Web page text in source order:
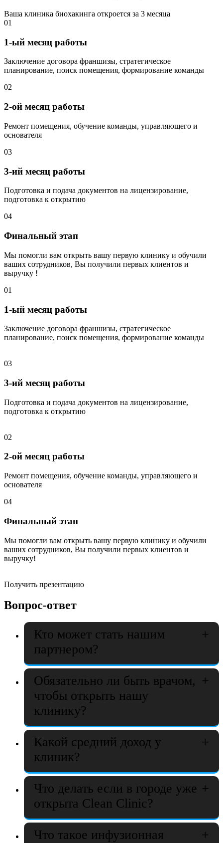
Ваша клиника биохакинга откроется за 3 месяца
01
1-ый месяц работы
Заключение договора франшизы, стратегическое
планирование, поиск помещения, формирование команды
02
2-ой месяц работы
Ремонт помещения, обучение команды, управляющего и
основателя
03
3-ий месяц работы
Подготовка и подача документов на лицензирование,
подготовка к открытию
04
Финальный этап
Мы помогли вам открыть вашу первую клинику и обучили
ваших сотрудников, Вы получили первых клиентов и
выручку !
01
1-ый месяц работы
Заключение договора франшизы, стратегическое
планирование, поиск помещения, формирование команды
03
3-ий месяц работы
Подготовка и подача документов на лицензирование,
подготовка к открытию
02
2-ой месяц работы
Ремонт помещения, обучение команды, управляющего и
основателя
04
Финальный этап
Мы помогли вам открыть вашу первую клинику и обучили
ваших сотрудников, Вы получили первых клиентов и
выручку!
Получить презентацию
Вопрос-ответ
Кто может стать нашим
партнером?
Обязательно ли быть врачом,
чтобы открыть нашу
клинику?
Какой средний доход у
клиник?
Что делать если в городе уже
открыта Clean Clinic?
Что такое инфузионная